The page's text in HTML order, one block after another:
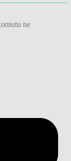
ne